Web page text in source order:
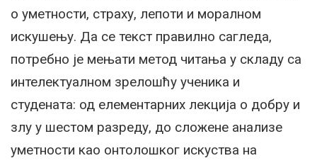
о уметности, страху, лепоти и моралном
искушењу. Да се текст правилно сагледа,
потребно је мењати метод читања у складу са
интелектуалном зрелошћу ученика и
студената: од елементарних лекција о добру и
злу у шестом разреду, до сложене анализе
уметности као онтолошког искуства на